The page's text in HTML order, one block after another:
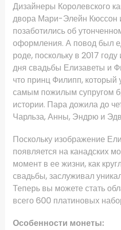
Дизайнеры Королевского
двора Мари-Элейн Кюссон
позаботились об
оформления. А повод был
роде, поскольку в 2017
дня свадьбы Елизаветы и
что принц Филипп, который
самым пожилым супругом
истории. Пара дожила до
Чарльза, Анны, Эндрю и
Поскольку изображение
появляется на канадских
момент в ее жизни, как
свадьбы, заслуживал
Теперь вы можете стать
всего 600 платиновых
Особенности монеты: